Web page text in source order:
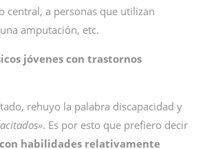
central, a personas que utilizan
amputación, etc.
jóvenes con trastornos
rehuyo la palabra discapacidad y
. Es por esto que prefiero decir
habilidades relativamente